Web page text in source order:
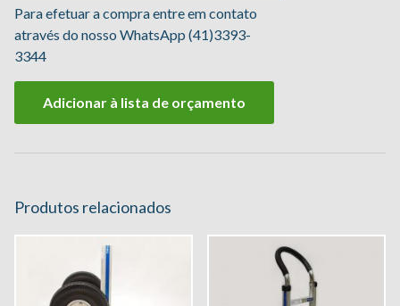
Para efetuar a compra entre em contato
através do nosso WhatsApp (41)3393-
3344
Adicionar à lista de orçamento
Produtos relacionados